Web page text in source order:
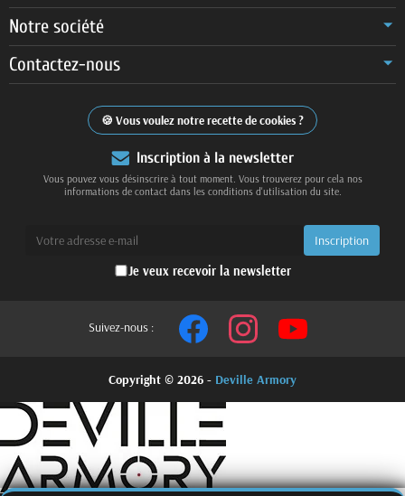
Notre société
Contactez-nous
Vous voulez notre recette de cookies ?
Inscription à la newsletter
Vous pouvez vous désinscrire à tout moment. Vous trouverez pour cela nos
informations de contact dans les conditions d'utilisation du site.
Je veux recevoir la newsletter
Suivez-nous :
Copyright © 2026 - Deville Armory